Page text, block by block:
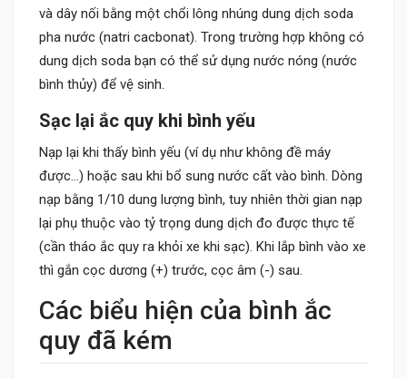
và dây nối bằng một chổi lông nhúng dung dịch soda
pha nước (natri cacbonat). Trong trường hợp không có
dung dịch soda bạn có thể sử dụng nước nóng (nước
bình thủy) để vệ sinh.
Sạc lại ắc quy khi bình yếu
Nạp lại khi thấy bình yếu (ví dụ như không đề máy
được…) hoặc sau khi bổ sung nước cất vào bình. Dòng
nạp bằng 1/10 dung lượng bình, tuy nhiên thời gian nạp
lại phụ thuộc vào tỷ trọng dung dịch đo được thực tế
(cần tháo ắc quy ra khỏi xe khi sạc). Khi lắp bình vào xe
thì gắn cọc dương (+) trước, cọc âm (-) sau.
Các biểu hiện của bình ắc
quy đã kém